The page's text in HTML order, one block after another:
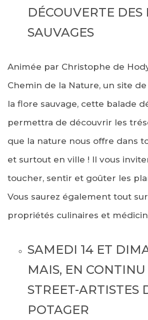
DÉCOUVERTE DES
SAUVAGES
Animée par Christophe de
Chemin de la Nature, un site
la flore sauvage, cette balade
permettra de découvrir les
que la nature nous offre dans
et surtout en ville ! Il vous
toucher, sentir et goûter les
Vous saurez également tout
propriétés culinaires et
SAMEDI 14 ET
MAIS, EN
STREET-ARTISTES
POTAGER